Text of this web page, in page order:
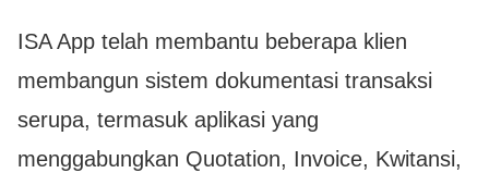
ISA App telah membantu beberapa klien
membangun sistem dokumentasi transaksi
serupa, termasuk aplikasi yang
menggabungkan Quotation, Invoice, Kwitansi,